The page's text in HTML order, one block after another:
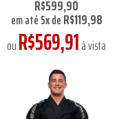
R$599,90
em até5xdeR$119,98
ouR$569,91à vista